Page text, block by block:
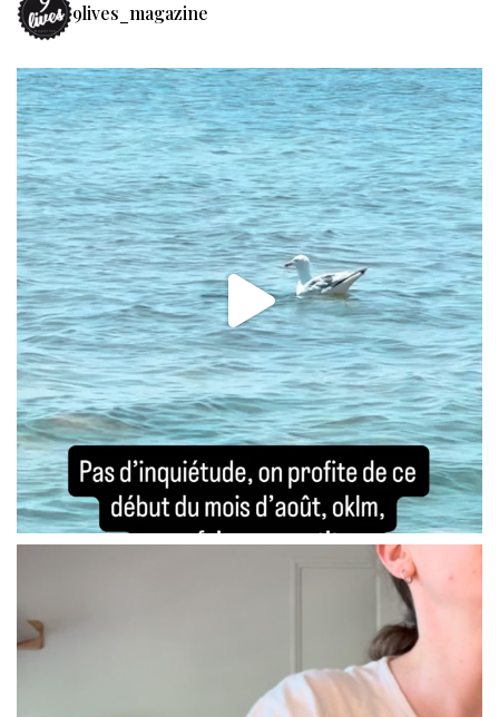
9lives_magazine